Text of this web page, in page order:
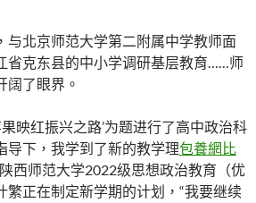
与北京师范大学第二附属中学教师面
省克东县的中小学调研基层教育……师
阔了眼界。
映红振兴之路’为题进行了高中政治科
导下，我学到了新的教学理包養網比
西师范大学2022级思想政治教育（优
繁正在制定新学期的计划，“我要继续